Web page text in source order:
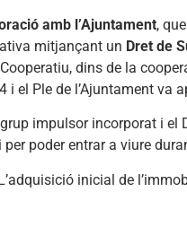
amb l’Ajuntament,
mitjançant un Dret de
dins de la
i el Ple de l’Ajuntament va
impulsor incorporat i el
per poder entrar a viure
inicial de